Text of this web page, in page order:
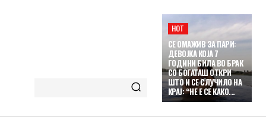
HOT
СЕ ОМАЖИВ ЗА ПАРИ:
ДЕВОЈКА КОЈА 7
ГОДИНИ БИЛА ВО БРАК
СО БОГАТАШ ОТКРИ
ШТО И СЕ СЛУЧИЛО НА
КРАЈ: “НЕ Е СЕ КАКО...